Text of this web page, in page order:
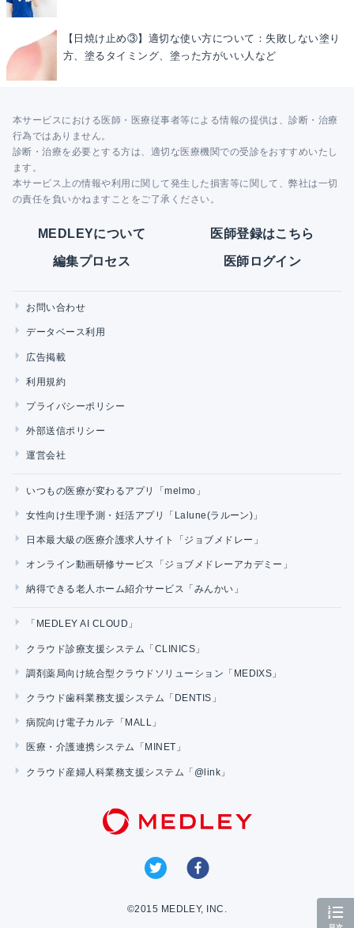
【日焼け止め③】適切な使い方について：失敗しない塗り
方、塗るタイミング、塗った方がいい人など
本サービスにおける医師・医療従事者等による情報の提供は、診断・治療
行為ではありません。
診断・治療を必要とする方は、適切な医療機関での受診をおすすめいたし
ます。
本サービス上の情報や利用に関して発生した損害等に関して、弊社は一切
の責任を負いかねますことをご了承ください。
MEDLEYについて 医師登録はこちら
編集プロセス 医師ログイン
お問い合わせ
データベース利用
広告掲載
利用規約
プライバシーポリシー
外部送信ポリシー
運営会社
いつもの医療が変わるアプリ「melmo」
女性向け生理予測・妊活アプリ「Lalune(ラルーン)」
日本最大級の医療介護求人サイト「ジョブメドレー」
オンライン動画研修サービス「ジョブメドレーアカデミー」
納得できる老人ホーム紹介サービス「みんかい」
「MEDLEY AI CLOUD」
クラウド診療支援システム「CLINICS」
調剤薬局向け統合型クラウドソリューション「MEDIXS」
クラウド歯科業務支援システム「DENTIS」
病院向け電子カルテ「MALL」
医療・介護連携システム「MINET」
クラウド産婦人科業務支援システム「@link」
©2015 MEDLEY, INC.